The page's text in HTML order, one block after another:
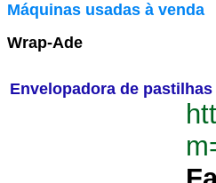
Máquinas usadas à venda
Wrap-Ade
Envelopadora de